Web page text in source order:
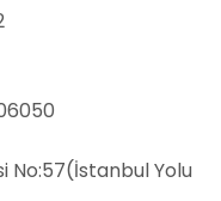
No:57(İstanbul Yolu